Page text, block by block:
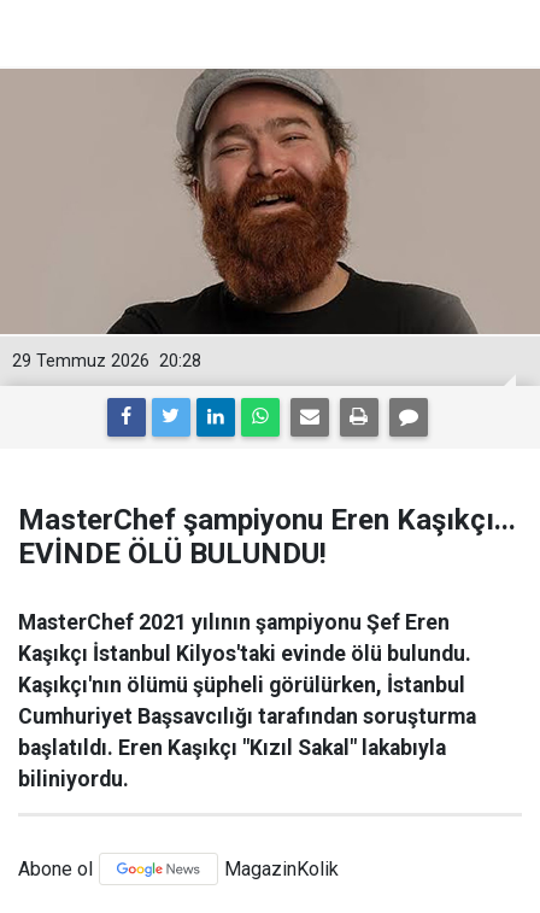
20:28
29 Temmuz 2026
MasterChef şampiyonu Eren Kaşıkçı...
EVİNDE ÖLÜ BULUNDU!
MasterChef 2021 yılının şampiyonu Şef Eren
Kaşıkçı İstanbul Kilyos'taki evinde ölü bulundu.
Kaşıkçı'nın ölümü şüpheli görülürken, İstanbul
Cumhuriyet Başsavcılığı tarafından soruşturma
başlatıldı. Eren Kaşıkçı "Kızıl Sakal" lakabıyla
biliniyordu.
Abone ol MagazinKolik